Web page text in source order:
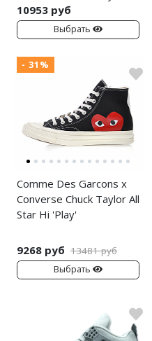
10953 руб
Выбрать
- 31%
Comme Des Garcons x
Converse Chuck Taylor All
Star Hi 'Play'
9268 руб 13481 руб
Выбрать